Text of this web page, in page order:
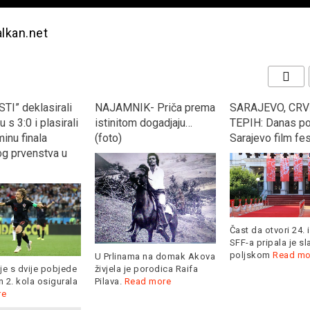
deklasirali
s 3:0 i plasirali
finala
prvenstva u
s dvije pobjede
2. kola osigurala
NAJAMNIK- Priča prema
istinitom dogadjaju…
(foto)
U Prlinama na domak Akova
živjela je porodica Raifa
Pilava. Read more
SARAJEVO,
TEPIH: Danas
Sarajevo film
Čast da otvori 24.
SFF-a pripala je
poljskom Read